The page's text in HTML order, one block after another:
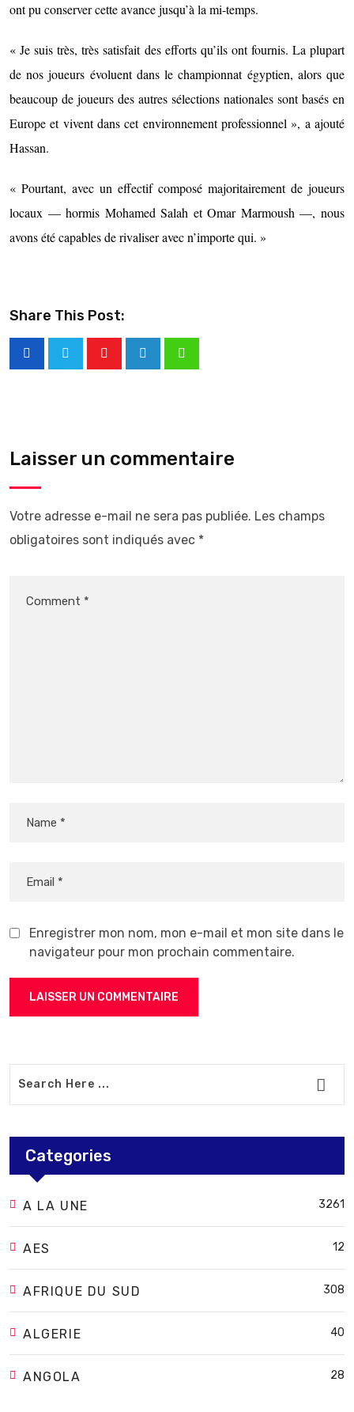
ont pu conserver cette avance jusqu’à la mi-temps.
« Je suis très, très satisfait des efforts qu’ils ont fournis. La plupart
de nos joueurs évoluent dans le championnat égyptien, alors que
beaucoup de joueurs des autres sélections nationales sont basés en
Europe et vivent dans cet environnement professionnel », a ajouté
Hassan.
« Pourtant, avec un effectif composé majoritairement de joueurs
locaux — hormis Mohamed Salah et Omar Marmoush —, nous
avons été capables de rivaliser avec n’importe qui. »
Share This Post:
Laisser un commentaire
Votre adresse e-mail ne sera pas publiée. Les champs
obligatoires sont indiqués avec *
Enregistrer mon nom, mon e-mail et mon site dans le
navigateur pour mon prochain commentaire.
Categories
A LA UNE 3261
AES 12
AFRIQUE DU SUD 308
ALGERIE 40
ANGOLA 28